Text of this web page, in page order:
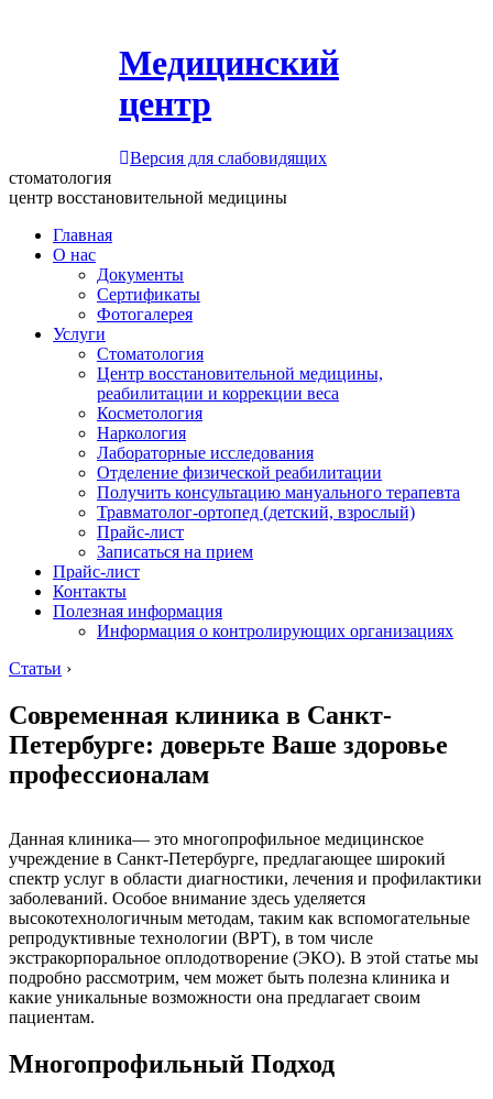
Медицинский
центр
Версия для слабовидящих
стоматология
центр восстановительной медицины
Главная
О нас
Документы
Сертификаты
Фотогалерея
Услуги
Стоматология
Центр восстановительной медицины,
реабилитации и коррекции веса
Косметология
Наркология
Лабораторные исследования
Отделение физической реабилитации
Получить консультацию мануального терапевта
Травматолог-ортопед (детский, взрослый)
Прайс-лист
Записаться на прием
Прайс-лист
Контакты
Полезная информация
Информация о контролирующих организациях
Статьи ›
Современная клиника в Санкт-
Петербурге: доверьте Ваше здоровье
профессионалам
Данная клиника— это многопрофильное медицинское
учреждение в Санкт-Петербурге, предлагающее широкий
спектр услуг в области диагностики, лечения и профилактики
заболеваний. Особое внимание здесь уделяется
высокотехнологичным методам, таким как вспомогательные
репродуктивные технологии (ВРТ), в том числе
экстракорпоральное оплодотворение (ЭКО). В этой статье мы
подробно рассмотрим, чем может быть полезна клиника и
какие уникальные возможности она предлагает своим
пациентам.
Многопрофильный Подход